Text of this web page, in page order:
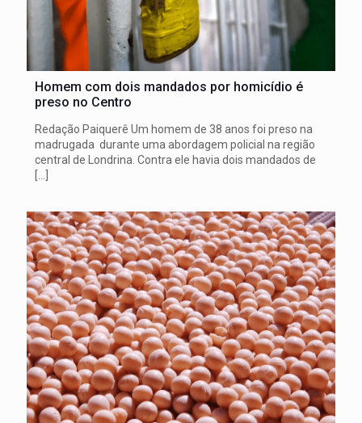
Homem com dois mandados por homicídio é
preso no Centro
Redação Paiquerê Um homem de 38 anos foi preso na
madrugada durante uma abordagem policial na região
central de Londrina. Contra ele havia dois mandados de